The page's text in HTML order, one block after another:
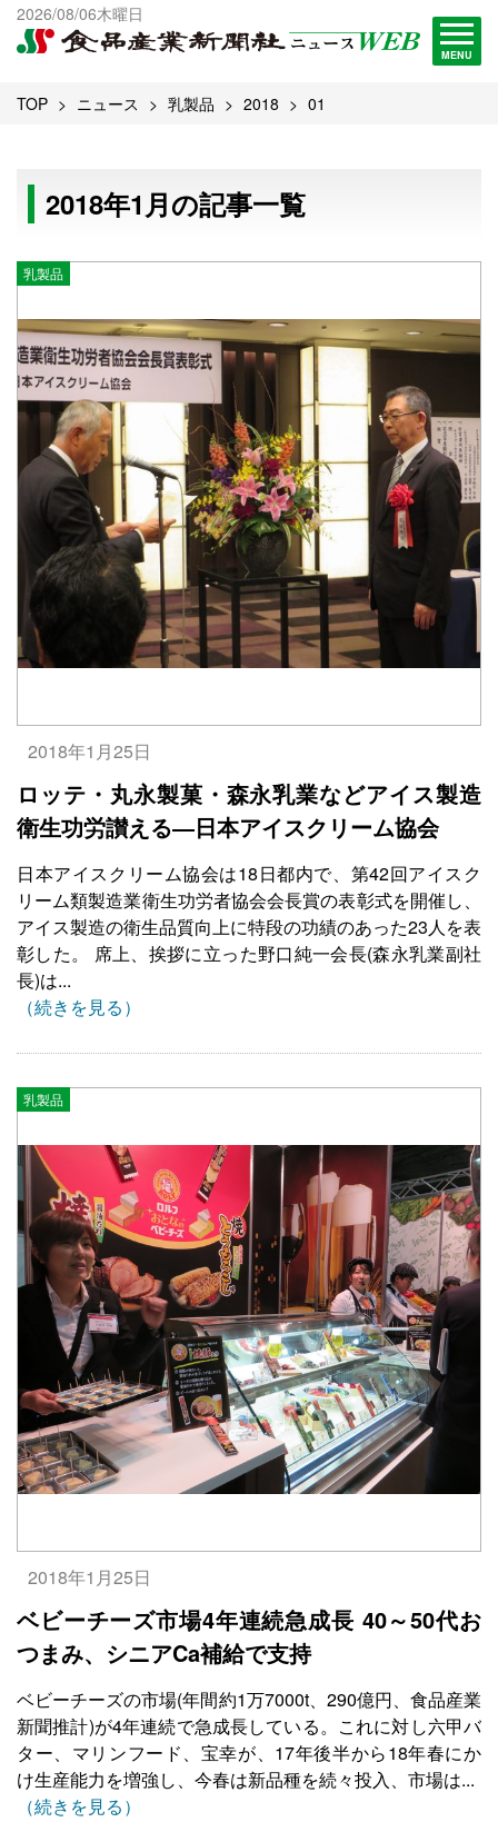
2026/08/06木曜日
MENU
出版物一覧へ
試読・購読申し込み
TOP ニュース 乳製品 2018 01
2018年1月の記事一覧
乳製品
2018年1月25日
ロッテ・丸永製菓・森永乳業などアイス製造
衛生功労讃える―日本アイスクリーム協会
日本アイスクリーム協会は18日都内で、第42回アイスク
リーム類製造業衛生功労者協会会長賞の表彰式を開催し、
アイス製造の衛生品質向上に特段の功績のあった23人を表
彰した。 席上、挨拶に立った野口純一会長(森永乳業副社
長)は...
（続きを見る）
乳製品
2018年1月25日
ベビーチーズ市場4年連続急成長 40～50代お
つまみ、シニアCa補給で支持
ベビーチーズの市場(年間約1万7000t、290億円、食品産業
新聞推計)が4年連続で急成長している。これに対し六甲バ
ター、マリンフード、宝幸が、17年後半から18年春にか
け生産能力を増強し、今春は新品種を続々投入、市場は...
（続きを見る）